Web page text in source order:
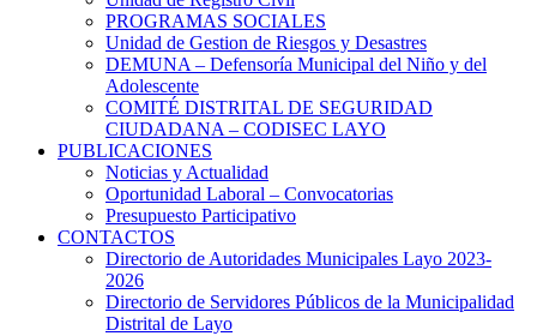
PROGRAMAS SOCIALES
Unidad de Gestion de Riesgos y Desastres
DEMUNA – Defensoría Municipal del Niño y del
Adolescente
COMITÉ DISTRITAL DE SEGURIDAD
CIUDADANA – CODISEC LAYO
PUBLICACIONES
Noticias y Actualidad
Oportunidad Laboral – Convocatorias
Presupuesto Participativo
CONTACTOS
Directorio de Autoridades Municipales Layo 2023-
2026
Directorio de Servidores Públicos de la Municipalidad
Distrital de Layo